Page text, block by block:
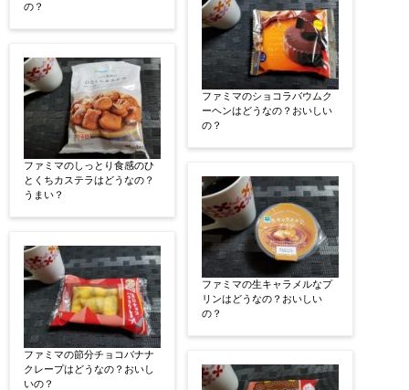
の？
ファミマのしっとり食感のひ
とくちカステラはどうなの？
うまい？
ファミマの節分チョコバナナ
クレープはどうなの？おいし
いの？
ファミマのショコラバウムク
ーヘンはどうなの？おいしい
の？
ファミマの生キャラメルなプ
リンはどうなの？おいしい
の？